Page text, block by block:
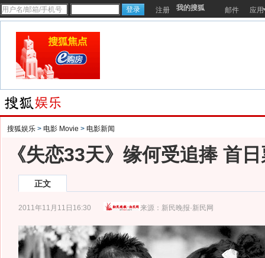
注册 我的搜狐 邮件 应用
搜狐娱乐 > 电影 Movie > 电影新闻
《失恋33天》缘何受追捧 首
正文
2011年11月11日16:30 来源： 新民晚报·新民网